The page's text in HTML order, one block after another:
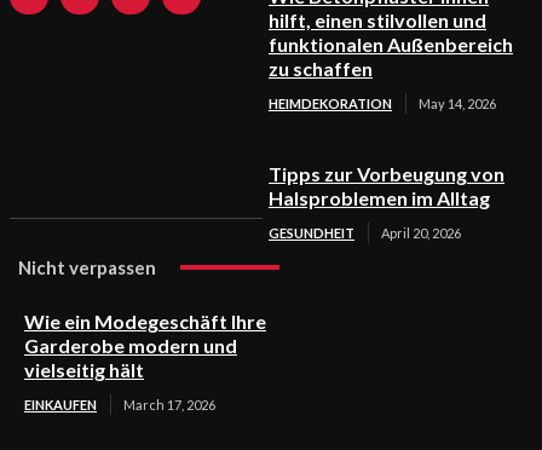
hilft, einen stilvollen und
funktionalen Außenbereich
zu schaffen
HEIMDEKORATION May 14, 2026
Tipps zur Vorbeugung von
Halsproblemen im Alltag
GESUNDHEIT April 20, 2026
Nicht verpassen
Wie ein Modegeschäft Ihre
Garderobe modern und
vielseitig hält
EINKAUFEN March 17, 2026